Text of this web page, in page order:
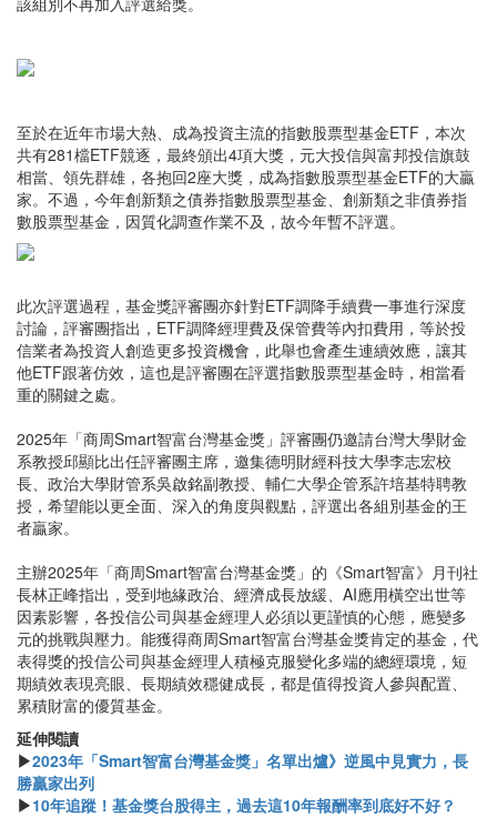
至於在近年市場大熱、成為投資主流的指數股票型基金ETF，本次
共有281檔ETF競逐，最終頒出4項大獎，元大投信與富邦投信旗鼓
相當、領先群雄，各抱回2座大獎，成為指數股票型基金ETF的大贏
家。不過，今年創新類之債券指數股票型基金、創新類之非債券指
數股票型基金，因質化調查作業不及，故今年暫不評選。
此次評選過程，基金獎評審團亦針對ETF調降手續費一事進行深度
討論，評審團指出，ETF調降經理費及保管費等內扣費用，等於投
信業者為投資人創造更多投資機會，此舉也會產生連續效應，讓其
他ETF跟著仿效，這也是評審團在評選指數股票型基金時，相當看
重的關鍵之處。
2025年「商周Smart智富台灣基金獎」評審團仍邀請台灣大學財金
系教授邱顯比出任評審團主席，邀集德明財經科技大學李志宏校
長、政治大學財管系吳啟銘副教授、輔仁大學企管系許培基特聘教
授，希望能以更全面、深入的角度與觀點，評選出各組別基金的王
者贏家。
主辦2025年「商周Smart智富台灣基金獎」的《Smart智富》月刊社
長林正峰指出，受到地緣政治、經濟成長放緩、AI應用橫空出世等
因素影響，各投信公司與基金經理人必須以更謹慎的心態，應變多
元的挑戰與壓力。能獲得商周Smart智富台灣基金獎肯定的基金，代
表得獎的投信公司與基金經理人積極克服變化多端的總經環境，短
期績效表現亮眼、長期績效穩健成長，都是值得投資人參與配置、
累積財富的優質基金。
延伸閱讀
▶2023年「Smart智富台灣基金獎」名單出爐》逆風中見實力，長
勝贏家出列
▶10年追蹤！基金獎台股得主，過去這10年報酬率到底好不好？